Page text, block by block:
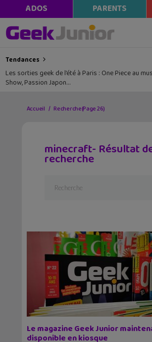
ADOS PARENTS
Tendances
Les sorties geek de l’été à Paris : One Piece au
Show, Passion Japon…
Accueil Recherche(Page 26)
minecraft- Résultat
recherche
Le magazine Geek Junior
disponible en kiosque